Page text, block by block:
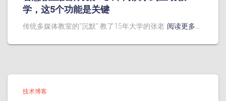
学，这5个功能是关键
传统多媒体教室的”沉默” 教了15年大学的张老 阅读更多…
技术博客